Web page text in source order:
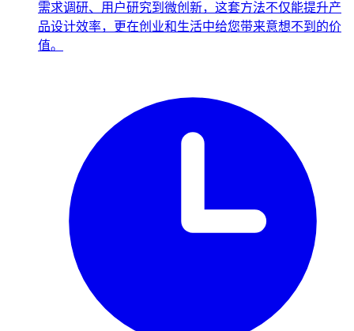
需求调研、用户研究到微创新，这套方法不仅能提升产
品设计效率，更在创业和生活中给您带来意想不到的价
值。